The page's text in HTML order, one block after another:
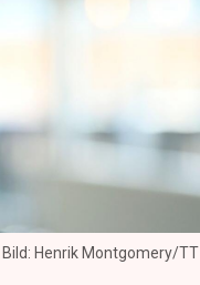
Henrik Montgomery/TT